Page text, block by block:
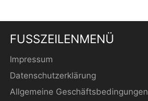
FUSSZEILENMENÜ
Impressum
Datenschutzerklärung
Allgemeine Geschäftsbedingungen